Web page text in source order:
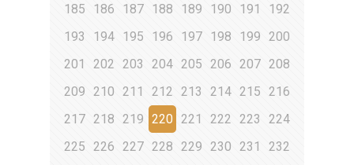
185
186 187 188 189 190 191
192
193
194 195 196 197 198 199
200
201
202 203 204 205 206 207 208
209
210 211 212 213 214 215
216
217 218 219 220 221 222 223
224
225
226 227 228 229 230 231
232